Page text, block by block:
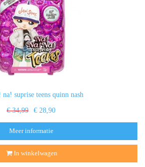
suprise teens quinn nash
€ 34,99 € 28,90
Meer informatie
In winkelwagen